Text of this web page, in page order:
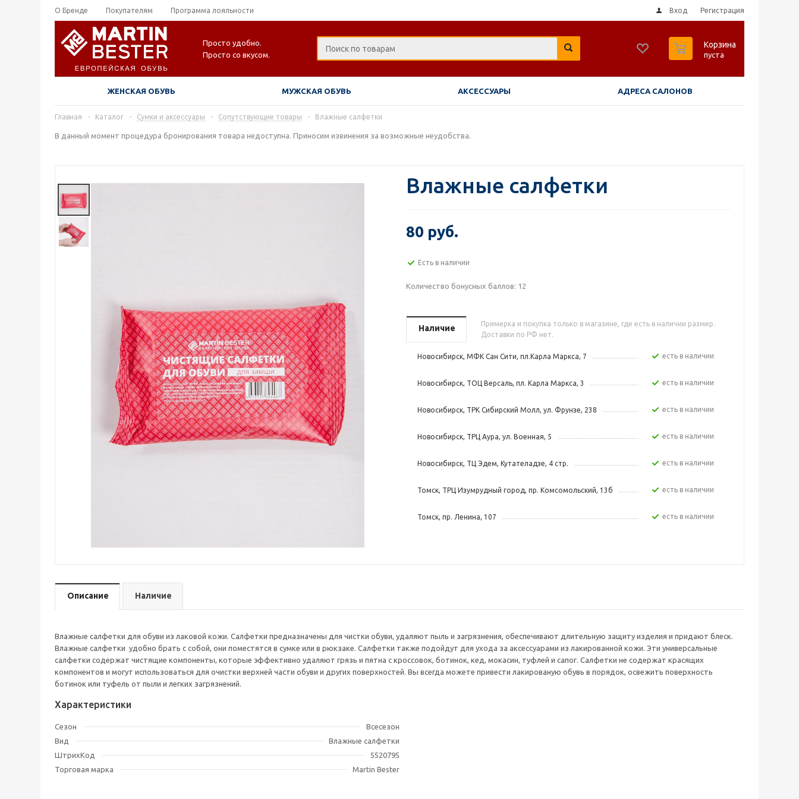
О Бренде Покупателям Программа лояльности Вход Регистрация
Просто удобно.
Просто со вкусом.
Корзина
пуста
ЖЕНСКАЯ ОБУВЬ МУЖСКАЯ ОБУВЬ АКСЕССУАРЫ АДРЕСА САЛОНОВ
Главная - Каталог - Сумки и аксессуары - Сопутствующие товары - Влажные салфетки
В данный момент процедура бронирования товара недоступна. Приносим извинения за возможные неудобства.
Влажные салфетки
80 руб.
Есть в наличии
Количество бонусных баллов: 12
Наличие
Примерка и покупка только в магазине, где есть в наличии размер.
Доставки по РФ нет.
Новосибирск, МФК Сан Сити, пл.Карла Маркса, 7 Есть в наличии
Новосибирск, ТОЦ Версаль, пл. Карла Маркса, 3 Есть в наличии
Новосибирск, ТРК Сибирский Молл, ул. Фрунзе, 238 Есть в наличии
Новосибирск, ТРЦ Аура, ул. Военная, 5 Есть в наличии
Новосибирск, ТЦ Эдем, Кутателадзе, 4 стр. Есть в наличии
Томск, ТРЦ Изумрудный город, пр. Комсомольский, 13б Есть в наличии
Томск, пр. Ленина, 107 Есть в наличии
Описание Наличие
Влажные салфетки для обуви из лаковой кожи. Салфетки предназначены для чистки обуви, удаляют пыль и загрязнения, обеспечивают длительную защиту изделия и придают блеск.
Влажные салфетки удобно брать с собой, они поместятся в сумке или в рюкзаке. Салфетки также подойдут для ухода за аксессуарами из лакированной кожи. Эти универсальные
салфетки содержат чистящие компоненты, которые эффективно удаляют грязь и пятна с кроссовок, ботинок, кед, мокасин, туфлей и сапог. Салфетки не содержат красящих
компонентов и могут использоваться для очистки верхней части обуви и других поверхностей. Вы всегда можете привести лакированую обувь в порядок, освежить поверхность
ботинок или туфель от пыли и легких загрязнений.
Характеристики
Сезон
Всесезон
Вид
Влажные салфетки
ШтрихКод
5520795
Торговая марка
Martin Bester